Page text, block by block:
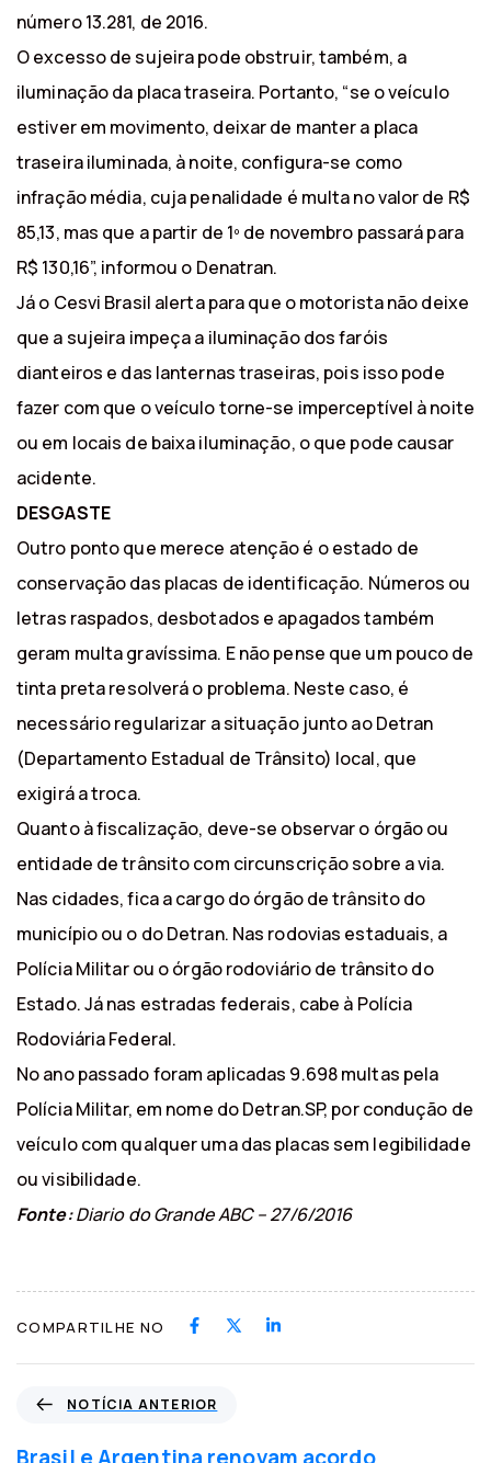
número 13.281, de 2016.
O excesso de sujeira pode obstruir, também, a
iluminação da placa traseira. Portanto, “se o veículo
estiver em movimento, deixar de manter a placa
traseira iluminada, à noite, configura-se como
infração média, cuja penalidade é multa no valor de R$
85,13, mas que a partir de 1º de novembro passará para
R$ 130,16”, informou o Denatran.
Já o Cesvi Brasil alerta para que o motorista não deixe
que a sujeira impeça a iluminação dos faróis
dianteiros e das lanternas traseiras, pois isso pode
fazer com que o veículo torne-se imperceptível à noite
ou em locais de baixa iluminação, o que pode causar
acidente.
DESGASTE
Outro ponto que merece atenção é o estado de
conservação das placas de identificação. Números ou
letras raspados, desbotados e apagados também
geram multa gravíssima. E não pense que um pouco de
tinta preta resolverá o problema. Neste caso, é
necessário regularizar a situação junto ao Detran
(Departamento Estadual de Trânsito) local, que
exigirá a troca.
Quanto à fiscalização, deve-se observar o órgão ou
entidade de trânsito com circunscrição sobre a via.
Nas cidades, fica a cargo do órgão de trânsito do
município ou o do Detran. Nas rodovias estaduais, a
Polícia Militar ou o órgão rodoviário de trânsito do
Estado. Já nas estradas federais, cabe à Polícia
Rodoviária Federal.
No ano passado foram aplicadas 9.698 multas pela
Polícia Militar, em nome do Detran.SP, por condução de
veículo com qualquer uma das placas sem legibilidade
ou visibilidade.
Fonte:Diario do Grande ABC – 27/6/2016
COMPARTILHE NO
t
NOTÍCIA ANTERIOR
Brasil e Argentina renovam acordo